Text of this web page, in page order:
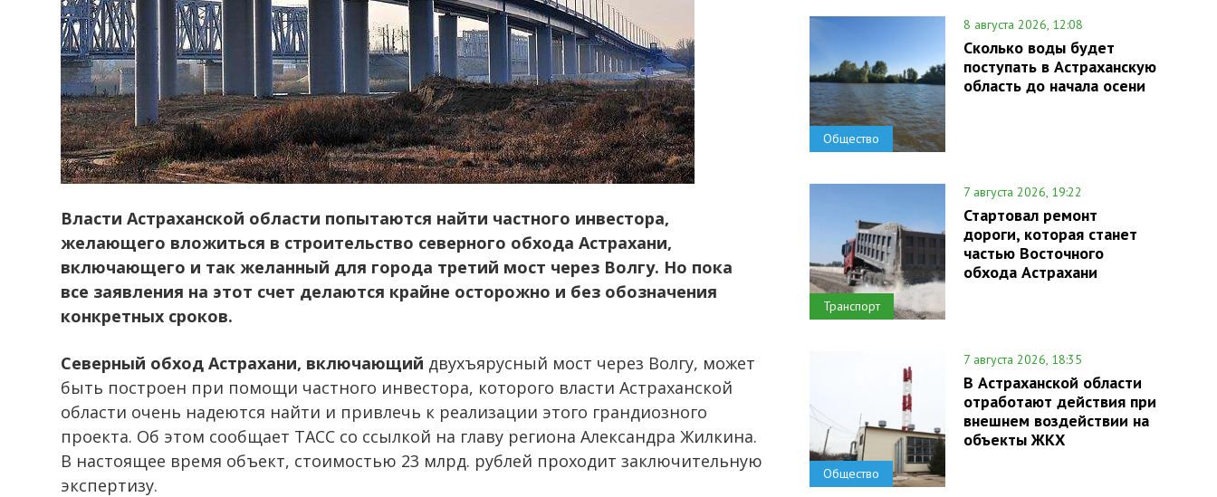
Власти Астраханской области попытаются найти частного инвестора,
желающего вложиться в строительство северного обхода Астрахани,
включающего и так желанный для города третий мост через Волгу. Но пока
все заявления на этот счет делаются крайне осторожно и без обозначения
конкретных сроков.
Северный обход Астрахани, включающий двухъярусный мост через Волгу, может
быть построен при помощи частного инвестора, которого власти Астраханской
области очень надеются найти и привлечь к реализации этого грандиозного
проекта. Об этом сообщает ТАСС со ссылкой на главу региона Александра Жилкина.
В настоящее время объект, стоимостью 23 млрд. рублей проходит заключительную
экспертизу.
Общество
8 августа 2026, 12:08
Сколько воды будет
поступать в Астраханскую
область до начала осени
Транспорт
7 августа 2026, 19:22
Стартовал ремонт
дороги, которая станет
частью Восточного
обхода Астрахани
Общество
7 августа 2026, 18:35
В Астраханской области
отработают действия при
внешнем воздействии на
объекты ЖКХ